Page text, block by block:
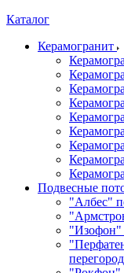
Каталог
Керамогранит
Подвесные
"Албес"
"Изофон"